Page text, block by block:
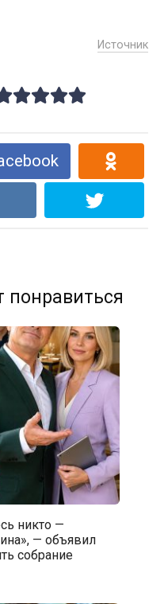
Источник
никто —
— объявил
собрание